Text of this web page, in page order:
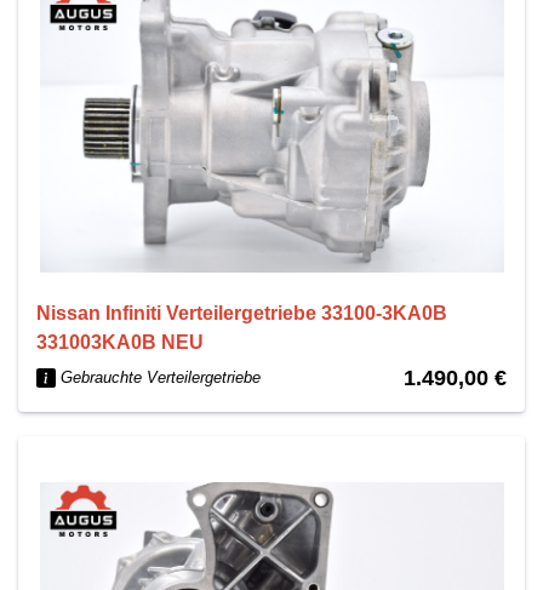
Nissan Infiniti Verteilergetriebe 33100-3KA0B
331003KA0B NEU
Gebrauchte Verteilergetriebe 1.490,00 €